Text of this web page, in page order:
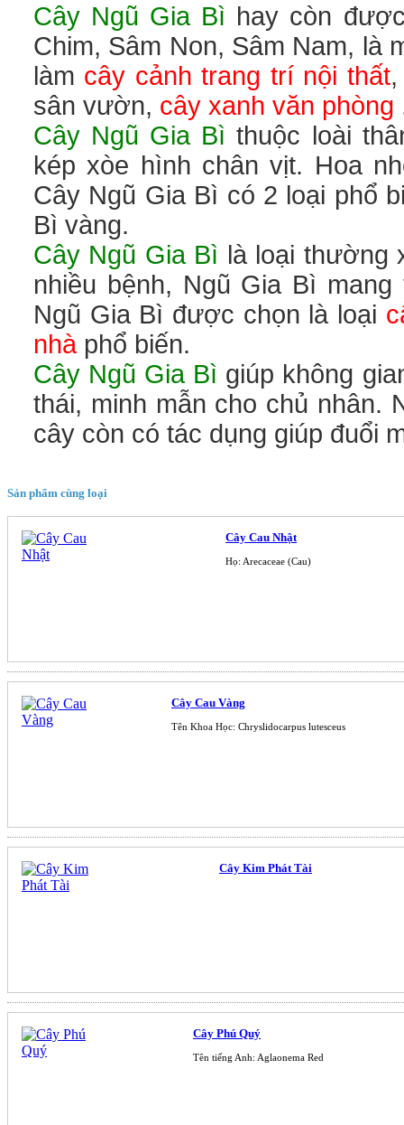
Cây Ngũ Gia Bì hay còn
Chim, Sâm Non, Sâm Nam, là
làm cây cảnh trang trí nội thất,
sân vườn, cây xanh văn phòng
Cây Ngũ Gia Bì thuộc loài
kép xòe hình chân vịt. Hoa
Cây Ngũ Gia Bì có 2 loại phổ
Bì vàng.
Cây Ngũ Gia Bì là loại thường
nhiều bệnh, Ngũ Gia Bì
Ngũ Gia Bì được chọn là loại
nhàphổ biến.
Cây Ngũ Gia Bì giúp không
thái, minh mẫn cho chủ nhân.
cây còn có tác dụng giúp đuổi
Sản phẩm cùng loại
Cây Cau Nhật
Họ: Arecaceae (Cau)
Cây Cau Vàng
Tên Khoa Học: Chryslidocarpus lutesceus
Cây Kim Phát Tài
Cây Phú Quý
Tên tiếng Anh: Aglaonema Red